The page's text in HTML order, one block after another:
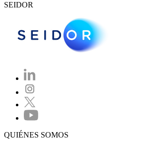
SEIDOR
QUIÉNES SOMOS